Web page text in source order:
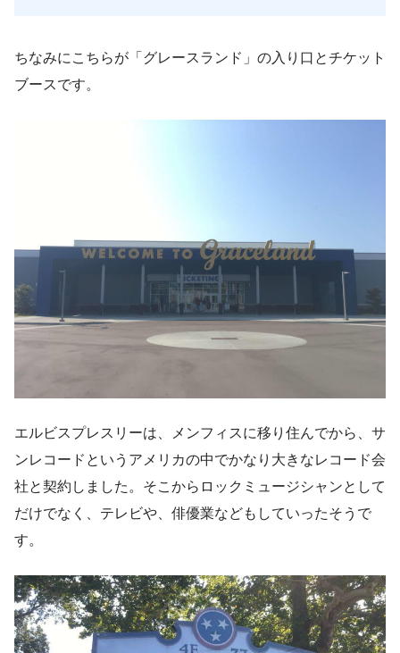
ちなみにこちらが「グレースランド」の入り口とチケット
ブースです。
エルビスプレスリーは、メンフィスに移り住んでから、サ
ンレコードというアメリカの中でかなり大きなレコード会
社と契約しました。そこからロックミュージシャンとして
だけでなく、テレビや、俳優業などもしていったそうで
す。